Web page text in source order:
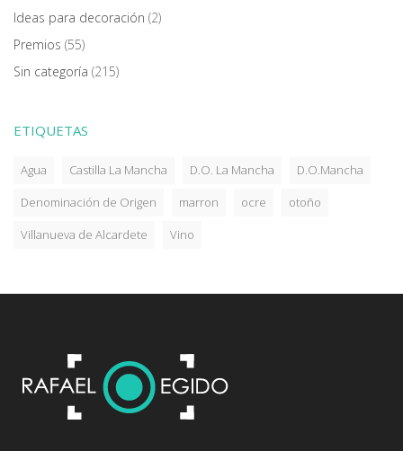
Ideas para decoración (2)
Premios (55)
Sin categoría (215)
ETIQUETAS
Agua Castilla La Mancha D.O. La Mancha
D.O.Mancha
Denominación de Origen
marron ocre
otoño
Villanueva de Alcardete
Vino